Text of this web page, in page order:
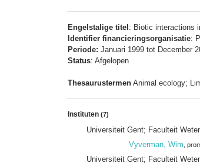
Engelstalige titel : Biotic interactions
Identifier financieringsorganisatie:
Periode: Januari 1999 tot December
Status: Afgelopen
Thesaurustermen Animal ecology;
Instituten (7)
Universiteit Gent; Faculteit
Vyverman, Wim ,
Universiteit Gent; Faculteit